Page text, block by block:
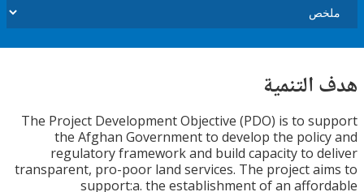
The Project Development Objective (PDO) is to
the Afghan Government to develop the
regulatory framework and build capacity to
transparent, pro-poor land services. The project
support:a. the establishment of an